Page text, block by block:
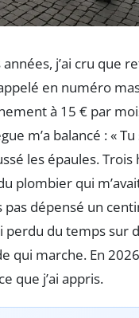
j’ai cru que
en numéro
à 15 € par
m’a balancé : «
les épaules.
plombier qui
dépensé un
perdu du temps sur
qui marche. En
que j’ai appris.